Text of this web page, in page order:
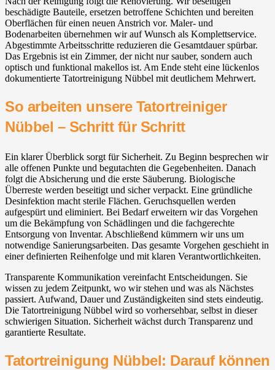
beschädigte Bauteile, ersetzen betroffene Schichten und bereiten
Oberflächen für einen neuen Anstrich vor. Maler- und
Bodenarbeiten übernehmen wir auf Wunsch als Komplettservice.
Abgestimmte Arbeitsschritte reduzieren die Gesamtdauer spürbar.
Das Ergebnis ist ein Zimmer, der nicht nur sauber, sondern auch
optisch und funktional makellos ist. Am Ende steht eine lückenlos
dokumentierte Tatortreinigung Nübbel mit deutlichem Mehrwert.
So arbeiten unsere Tatortreiniger
Nübbel – Schritt für Schritt
Ein klarer Überblick sorgt für Sicherheit. Zu Beginn besprechen wir
alle offenen Punkte und begutachten die Gegebenheiten. Danach
folgt die Absicherung und die erste Säuberung. Biologische
Überreste werden beseitigt und sicher verpackt. Eine gründliche
Desinfektion macht sterile Flächen. Geruchsquellen werden
aufgespürt und eliminiert. Bei Bedarf erweitern wir das Vorgehen
um die Bekämpfung von Schädlingen und die fachgerechte
Entsorgung von Inventar. Abschließend kümmern wir uns um
notwendige Sanierungsarbeiten. Das gesamte Vorgehen geschieht in
einer definierten Reihenfolge und mit klaren Verantwortlichkeiten.
Transparente Kommunikation vereinfacht Entscheidungen. Sie
wissen zu jedem Zeitpunkt, wo wir stehen und was als Nächstes
passiert. Aufwand, Dauer und Zuständigkeiten sind stets eindeutig.
Die Tatortreinigung Nübbel wird so vorhersehbar, selbst in dieser
schwierigen Situation. Sicherheit wächst durch Transparenz und
garantierte Resultate.
Tatortreinigung Nübbel: Darauf können